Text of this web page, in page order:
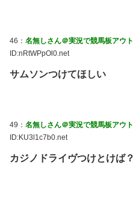
46： 名無しさん＠実況で競馬板アウト
ID:nRtWPpOl0.net
サムソンつけてほしい
49： 名無しさん＠実況で競馬板アウト
ID:KU3l1c7b0.net
カジノドライヴつけとけば？